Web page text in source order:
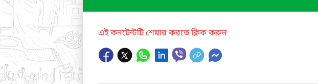
এই কনটেন্টটি শেয়ার করতে ক্লিক করুন